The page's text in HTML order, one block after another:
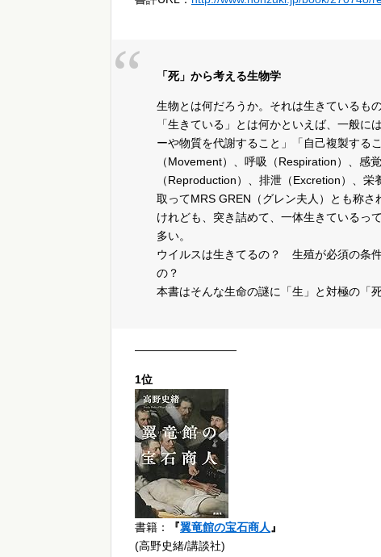
「死」から考える生物学
生物とは何だろうか。それは生きているもの
「生きている」とは何かといえば、一般
ーや物質を代謝すること」「自己複製する
（Movement）、呼吸（Respiration）、感
（Reproduction）、排泄（Excretion）、
取ってMRS GREN（グレン夫人）とも称さ
けれども、突き詰めて、一体生きているっ
多い。
ウイルスは生きてるの？ 生殖が必須の条
の？
本書はそんな生命の謎に「生」と対極の
—————————
1位
書籍： 『翼竜館の宝石商人』
(高野史緒/講談社)